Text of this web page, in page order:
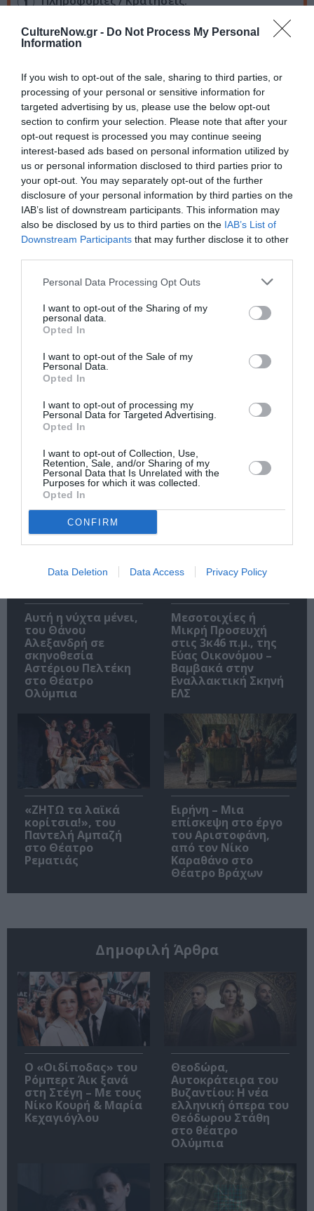
CultureNow.gr - Do Not Process My Personal
Information
If you wish to opt-out of the sale, sharing to third parties, or
processing of your personal or sensitive information for
targeted advertising by us, please use the below opt-out
section to confirm your selection. Please note that after your
opt-out request is processed you may continue seeing
interest-based ads based on personal information utilized by
us or personal information disclosed to third parties prior to
your opt-out. You may separately opt-out of the further
disclosure of your personal information by third parties on the
IAB’s list of downstream participants. This information may
also be disclosed by us to third parties on the IAB’s List of
Downstream Participants that may further disclose it to other
Personal Data Processing Opt Outs
I want to opt-out of the Sharing of my
personal data.
Opted In
I want to opt-out of the Sale of my
Personal Data.
Opted In
I want to opt-out of processing my
Personal Data for Targeted Advertising.
Opted In
I want to opt-out of Collection, Use,
Retention, Sale, and/or Sharing of my
Personal Data that Is Unrelated with the
Purposes for which it was collected.
Opted In
CONFIRM
Data Deletion Data Access Privacy Policy
Τηλ.: 2107012123 | coronettheater.gr
μάθετε πρώτοι όλες τις ειδήσεις
Δείτε όλα τατελευταία νέαγια την Τέχνη και τον
Πολιτισμό στοCulturenow.gr
Νέοι Διαγωνισμοί❯
Tags
ΓΙΩΡΓΟΣ ΚΙΜΟΥΛΗΣ
ΔΡΑΜΑ - ΚΟΙΝΩΝΙΚΟ - ΣΥΓΧΡΟΝΟ
Κάθε βδομάδα στο e-mail σας τα τελευταία νέα για
την Τέχνη και τον Πολιτισμό!
Ακολουθήστε το Culturenow.gr
Αυτή η νύχτα μένει,
του Θάνου
Αλεξανδρή σε
σκηνοθεσία
Αστέριου Πελτέκη
στο Θέατρο
Ολύμπια
Μεσοτοιχίες ή
Μικρή Προσευχή
στις 3κ46 π.μ., της
Εύας Οικονόμου –
Βαμβακά στην
Εναλλακτική Σκηνή
ΕΛΣ
«ΖΗΤΩ τα λαϊκά
κορίτσια!», του
Παντελή Αμπαζή
στο Θέατρο
Ρεματιάς
Ειρήνη – Μια
επίσκεψη στο έργο
του Αριστοφάνη,
από τον Νίκο
Καραθάνο στο
Θέατρο Βράχων
Δημοφιλή Άρθρα
O «Οιδίποδας» του
Ρόμπερτ Άικ ξανά
στη Στέγη – Με τους
Νίκο Κουρή & Μαρία
Κεχαγιόγλου
Θεοδώρα,
Αυτοκράτειρα του
Βυζαντίου: Η νέα
ελληνική όπερα του
Θεόδωρου Στάθη
στο θέατρο
Ολύμπια